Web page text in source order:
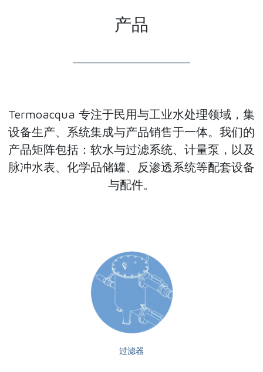
产品
Termoacqua 专注于民用与工业水处理领域，集
设备生产、系统集成与产品销售于一体。我们的
产品矩阵包括：软水与过滤系统、计量泵，以及
脉冲水表、化学品储罐、反渗透系统等配套设备
与配件。
过滤器